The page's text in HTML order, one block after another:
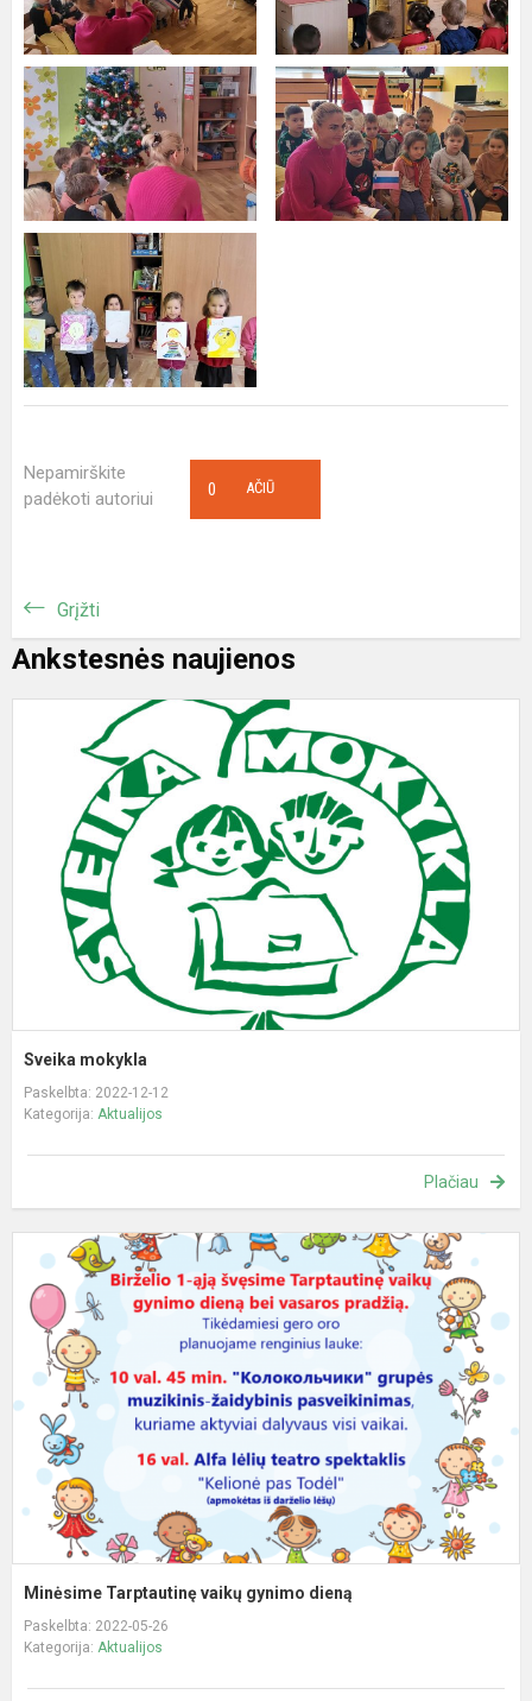
Nepamirškite
padėkoti autoriui
AČIŪ
0
Grįžti
Ankstesnės naujienos
Sveika mokykla
Paskelbta: 2022-12-12
Kategorija: Aktualijos
Plačiau
Minėsime Tarptautinę vaikų gynimo dieną
Paskelbta: 2022-05-26
Kategorija: Aktualijos